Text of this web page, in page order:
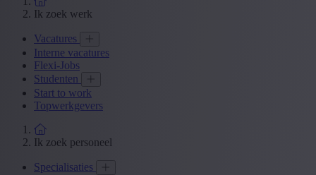
Ik zoek werk
Vacatures
Interne vacatures
Flexi-Jobs
Studenten
Start to work
Topwerkgevers
Ik zoek personeel
Specialisaties